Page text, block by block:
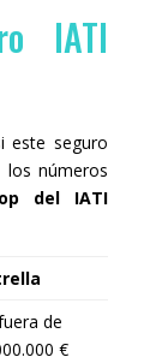
IATI
este seguro
números
del IATI
de
€